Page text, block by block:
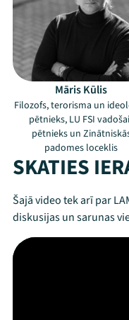
Māris Kūlis
Filozofs, terorisma un
pētnieks, LU FSI
pētnieks un
padomes loceklis
SKATIES
Šajā video tek arī par
diskusijas un sarunas